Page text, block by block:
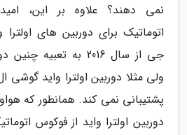
نمی دهند؟ علاوه بر این،
اتوماتیک برای دوربین های
جی از سال 2016 به
پشتیبانی نمی کند. همانطور که
دوربین اولترا واید از فوکوس